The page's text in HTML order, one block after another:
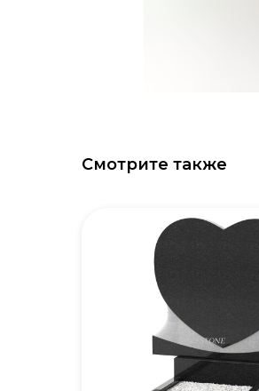
Смотрите также